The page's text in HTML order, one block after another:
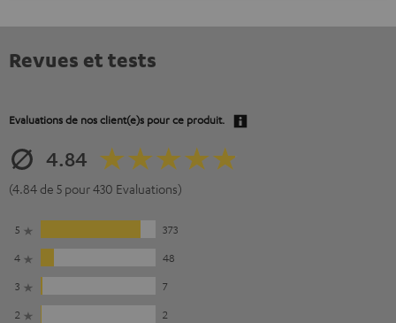
Revues et tests
Evaluations de nos client(e)s pour ce produit.
4.84
(4.84 de 5 pour 430 Evaluations)
5
373
4
48
3
7
2
2